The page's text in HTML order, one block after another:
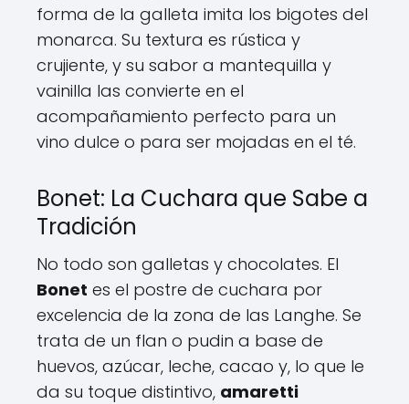
forma de la galleta imita los bigotes del
monarca. Su textura es rústica y
crujiente, y su sabor a mantequilla y
vainilla las convierte en el
acompañamiento perfecto para un
vino dulce o para ser mojadas en el té.
Bonet: La Cuchara que Sabe a
Tradición
No todo son galletas y chocolates. El
Bonet es el postre de cuchara por
excelencia de la zona de las Langhe. Se
trata de un flan o pudin a base de
huevos, azúcar, leche, cacao y, lo que le
da su toque distintivo, amaretti